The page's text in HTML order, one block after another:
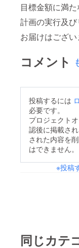
目標金額に満た
計画の実行及
お届けはござい
コメント
投稿するには
必要です。
プロジェクト
認後に掲載さ
された内容を
はできません。
※投稿
同じカテ